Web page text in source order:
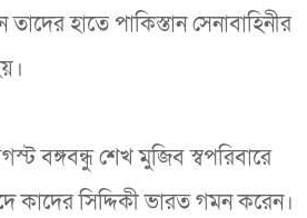
হাতে পাকিস্তান সেনাবাহিনীর
বঙ্গবন্ধু শেখ মুজিব স্বপরিবারে
কাদের সিদ্দিকী ভারত গমন করেন।